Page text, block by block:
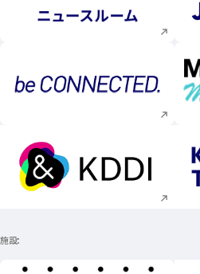
新規ウィンドウで開く
新規ウィンドウで開く
新規ウィンドウで開く
施設